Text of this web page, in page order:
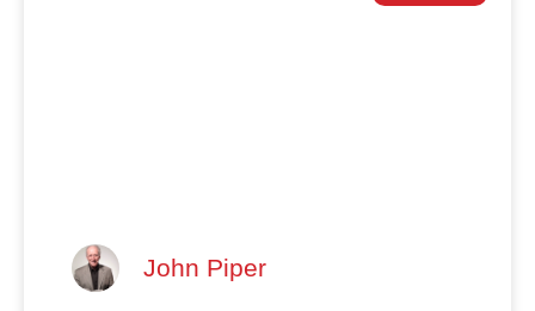
John Piper